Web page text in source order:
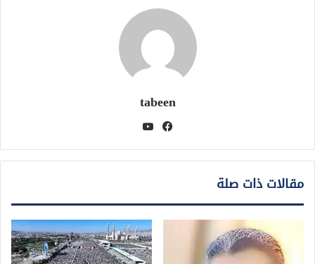
tabeen
فيسبوك
مقالات ذات صلة